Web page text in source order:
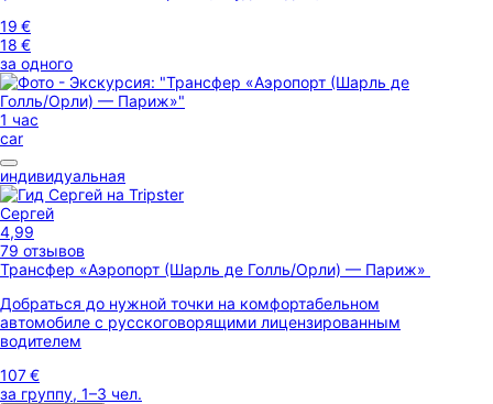
19 €
18 €
за одного
1 час
car
индивидуальная
Сергей
4,99
79 отзывов
Трансфер «Аэропорт (Шарль де Голль/Орли) — Париж»
Добраться до нужной точки на комфортабельном
автомобиле с русскоговорящими лицензированным
водителем
107 €
за группу, 1–3 чел.